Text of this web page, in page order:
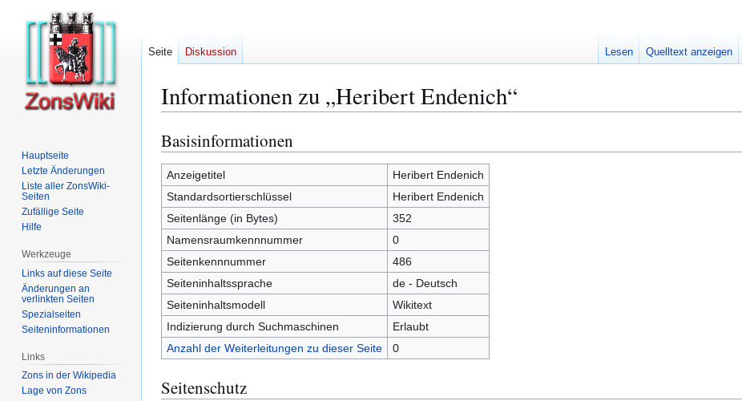
Informationen zu „Heribert Endenich“
Zur
Navigation
springen
Zur
Suche
springen
Basisinformationen
Anzeigetitel
Heribert Endenich
Standardsortierschlüssel
Heribert Endenich
Seitenlänge (in Bytes)
352
Namensraumkennnummer
0
Seitenkennnummer
486
Seiteninhaltssprache
de - Deutsch
Seiteninhaltsmodell
Wikitext
Indizierung durch Suchmaschinen
Erlaubt
Anzahl der Weiterleitungen zu dieser Seite
0
Seitenschutz
Seite Diskussion Lesen Quelltext anzeigen
Hauptseite
Letzte Änderungen
Liste aller ZonsWiki-
Seiten
Zufällige Seite
Hilfe
Werkzeuge
Links auf diese Seite
Änderungen an
verlinkten Seiten
Spezialseiten
Seiten­­informationen
Links
Zons in der Wikipedia
Lage von Zons